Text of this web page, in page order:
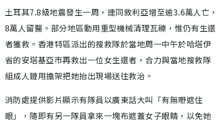
土耳其7.8級地震發生一周，連同敘利亞增至逾3.6萬人亡，
8萬人留醫。部分地區動用重型機械清理瓦礫，惟仍有生還
者獲救。香港特區派出的搜救隊於當地周一中午於哈塔伊
省的安塔基亞市再救出一位女生還者，合力與當地搜救隊
組成人鏈用擔架把她抬出現場送往救治。
消防處提供影片顯示有隊員以廣東話大叫「有無嘢遮住
眼」，隨即有另一隊員拿來一塊布遮蓋女子眼睛，以免她